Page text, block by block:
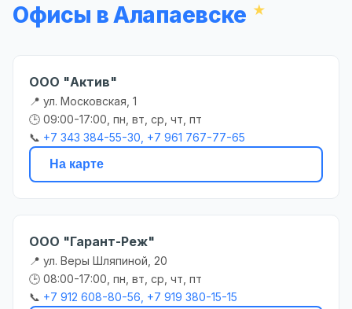
Офисы в Алапаевске
ООО "Актив"
📍 ул. Московская, 1
🕒 09:00-17:00, пн, вт, ср, чт, пт
📞 +7 343 384-55-30, +7 961 767-77-65
На карте
ООО "Гарант-Реж"
📍 ул. Веры Шляпиной, 20
🕒 08:00-17:00, пн, вт, ср, чт, пт
📞 +7 912 608-80-56, +7 919 380-15-15